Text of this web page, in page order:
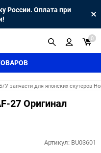
России. Оплата при
0
Б/У запчасти для японских скутеров
27 Оригинал
Артикул: BU03601